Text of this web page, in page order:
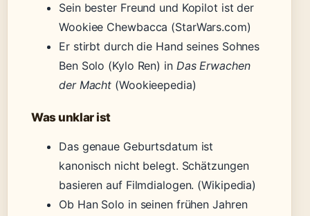
Sein bester Freund und Kopilot ist der
Wookiee Chewbacca (StarWars.com)
Er stirbt durch die Hand seines Sohnes
Ben Solo (Kylo Ren) in Das Erwachen
der Macht (Wookieepedia)
Was unklar ist
Das genaue Geburtsdatum ist
kanonisch nicht belegt. Schätzungen
basieren auf Filmdialogen. (Wikipedia)
Ob Han Solo in seinen frühen Jahren